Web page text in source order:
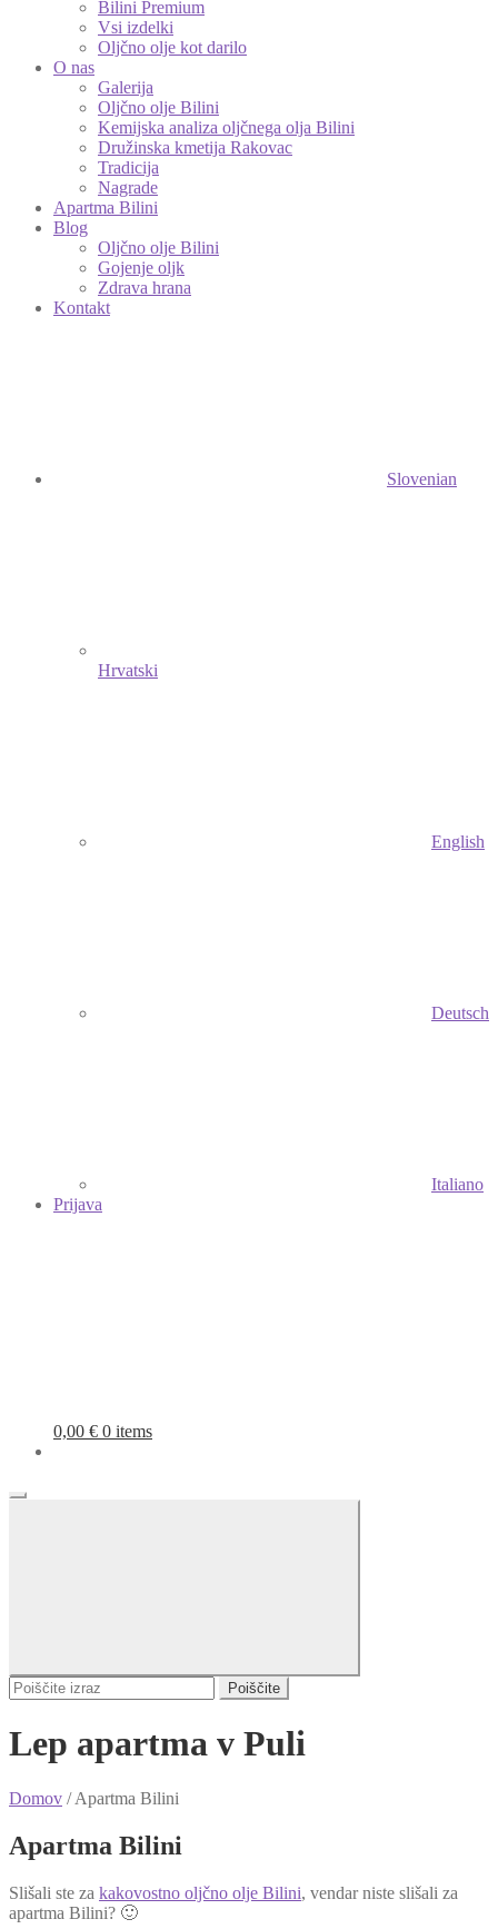
Bilini Premium
Vsi izdelki
Oljčno olje kot darilo
O nas
Galerija
Oljčno olje Bilini
Kemijska analiza oljčnega olja Bilini
Družinska kmetija Rakovac
Tradicija
Nagrade
Apartma Bilini
Blog
Oljčno olje Bilini
Gojenje oljk
Zdrava hrana
Kontakt
Slovenian
Hrvatski
English
Deutsch
Italiano
Prijava
0,00 € 0 items
Poiščite
Lep apartma v Puli
Domov /Apartma Bilini
Apartma Bilini
Slišali ste za kakovostno oljčno olje Bilini, vendar niste slišali za
apartma Bilini? 🙂